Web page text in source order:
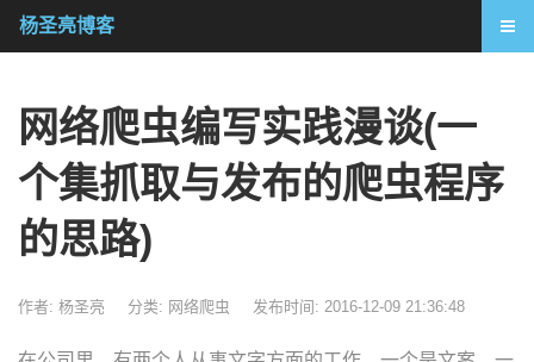
网络爬虫编写实践漫谈(一
个集抓取与发布的爬虫程序
的思路)
作者: 杨圣亮 分类: 网络爬虫 发布时间: 2016-12-09 21:36:48
杨圣亮博客